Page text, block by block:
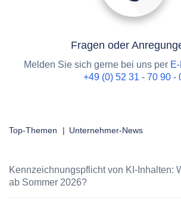
Fragen oder
Melden Sie sich gerne bei uns per
+49 (0) 52 31 - 70 90 -
Top-Themen | Unternehmer-News
Kennzeichnungspflicht von KI-Inhalten:
ab Sommer 2026?